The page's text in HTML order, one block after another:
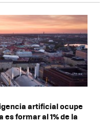
artificial ocupe
formar al 1% de la